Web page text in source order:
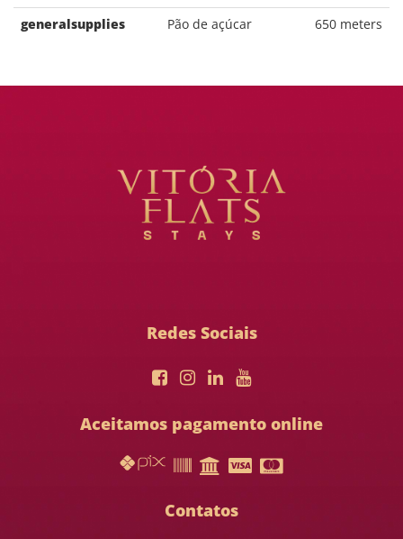
generalsupplies
Pão de açúcar 650 meters
Redes Sociais
Aceitamos pagamento online
Contatos